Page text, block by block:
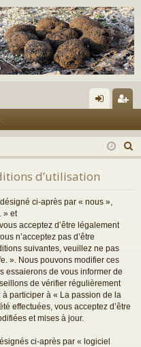
ne
xi
on
cri
pti
e
d’utilisation
ci-après par « nous »,
» et
acceptez d’être légalement
n’acceptez pas d’être
suivantes, veuillez ne pas
». Nous pouvons modifier ces
essaierons de vous informer de
de vérifier régulièrement
participer à « La passion de la
effectuées, vous acceptez d’être
et mises à jour.
ci-après par « logiciel